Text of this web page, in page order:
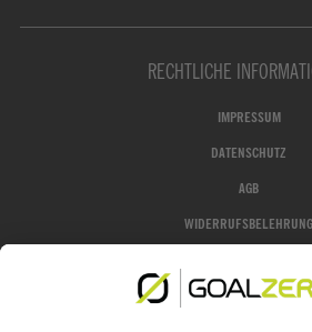
RECHTLICHE
IMPRESSUM
DATENSCHUTZ
AGB
WIDERRUFSBELEHRUNG